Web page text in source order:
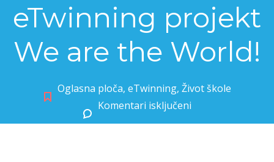
eTwinning projekt
We are the World!
Oglasna ploča, eTwinning, Život škole
Komentari isključeni